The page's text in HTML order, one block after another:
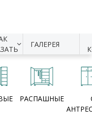
ГАЛЕРЕЯ
РАСПАШНЫЕ